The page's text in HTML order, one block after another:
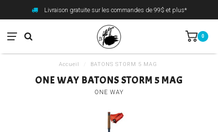
Livraison gratuite sur les commandes de 99$ et plus*
0
Accueil BATONS STORM 5 MAG
ONE WAY BATONS STORM 5 MAG
ONE WAY